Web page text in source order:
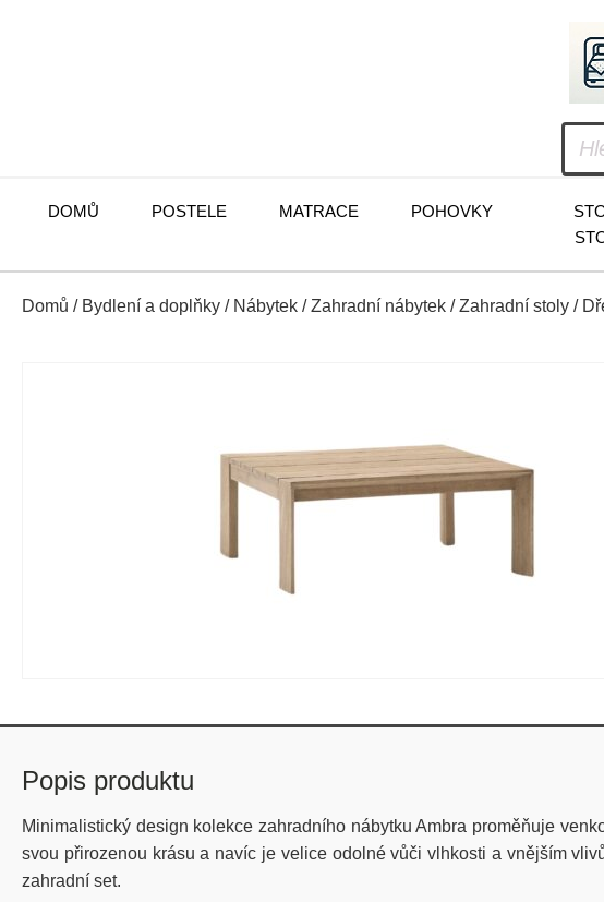
DOMŮ POSTELE MATRACE POHOVKY
Domů / Bydlení a doplňky / Nábytek /Zahradní nábytek /Zahradní stoly /
Popis produktu
Minimalistický design kolekce zahradního nábytku Ambra proměňuje
svou přirozenou krásu a navíc je velice odolné vůči vlhkosti a vnějším
zahradní set.